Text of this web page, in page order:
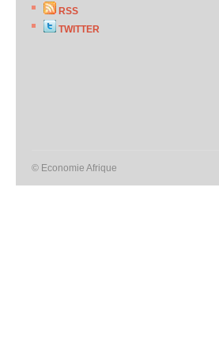
RSS
TWITTER
© Economie Afrique